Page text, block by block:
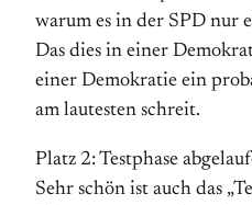
warum es in der SPD nur
Das dies in einer
einer Demokratie ein
am lautesten schreit.
Platz 2: Testphase
Sehr schön ist auch das